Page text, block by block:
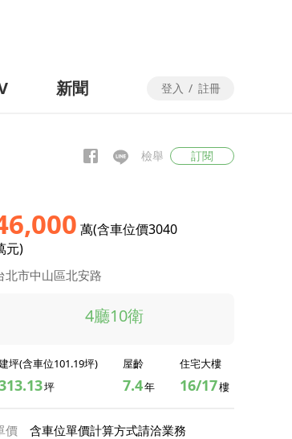
新聞 登入 / 註冊
檢舉 訂閱
萬(含車位價3040
元)
北市中山區北安路
4廳10衛
坪(含車位101.19坪)
坪
屋齡
7.4年
住宅大樓
16/17樓
價
含車位單價計算方式請洽業務